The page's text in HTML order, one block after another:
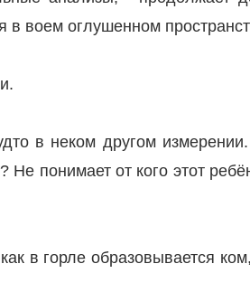
в воем оглушенном
в неком другом
понимает от кого этот
в горле образовывается